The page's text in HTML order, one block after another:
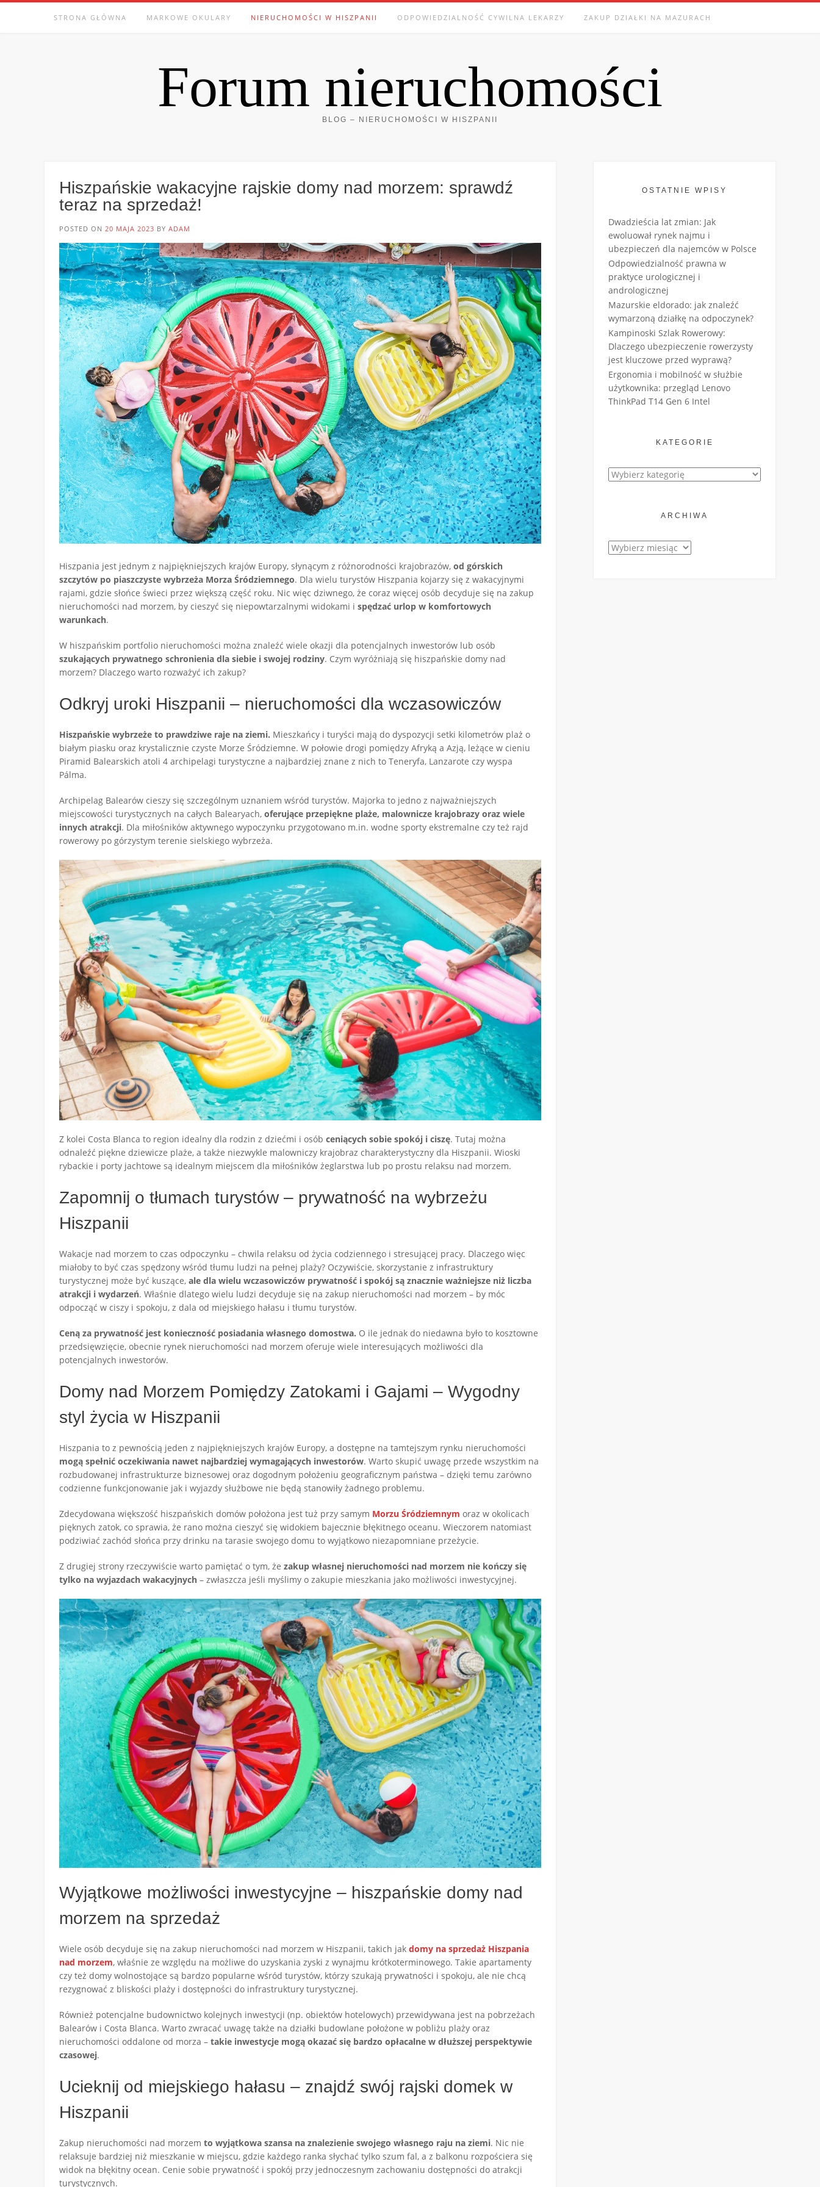
Skip
STRONA GŁÓWNA MARKOWE OKULARY NIERUCHOMOŚCI W HISZPANII ODPOWIEDZIALNOŚĆ CYWILNA LEKARZY ZAKUP DZIAŁKI NA MAZURACH
Forum nieruchomości
BLOG – NIERUCHOMOŚCI W HISZPANII
Hiszpańskie wakacyjne rajskie domy nad morzem: sprawdź
teraz na sprzedaż!
POSTED ON 20 MAJA 2023 BY ADAM
Hiszpania jest jednym z najpiękniejszych krajów Europy, słynącym z różnorodności krajobrazów, od górskich
szczytów po piaszczyste wybrzeża Morza Śródziemnego. Dla wielu turystów Hiszpania kojarzy się z wakacyjnymi
rajami, gdzie słońce świeci przez większą część roku. Nic więc dziwnego, że coraz więcej osób decyduje się na zakup
nieruchomości nad morzem, by cieszyć się niepowtarzalnymi widokami i spędzać urlop w komfortowych
warunkach.
W hiszpańskim portfolio nieruchomości można znaleźć wiele okazji dla potencjalnych inwestorów lub osób
szukających prywatnego schronienia dla siebie i swojej rodziny. Czym wyróżniają się hiszpańskie domy nad
morzem? Dlaczego warto rozważyć ich zakup?
Odkryj uroki Hiszpanii – nieruchomości dla wczasowiczów
Hiszpańskie wybrzeże to prawdziwe raje na ziemi. Mieszkańcy i turyści mają do dyspozycji setki kilometrów plaż o
białym piasku oraz krystalicznie czyste Morze Śródziemne. W połowie drogi pomiędzy Afryką a Azją, leżące w cieniu
Piramid Balearskich atoli 4 archipelagi turystyczne a najbardziej znane z nich to Teneryfa, Lanzarote czy wyspa
Pálma.
Archipelag Balearów cieszy się szczególnym uznaniem wśród turystów. Majorka to jedno z najważniejszych
miejscowości turystycznych na całych Balearyach, oferujące przepiękne plaże, malownicze krajobrazy oraz wiele
innych atrakcji. Dla miłośników aktywnego wypoczynku przygotowano m.in. wodne sporty ekstremalne czy też rajd
rowerowy po górzystym terenie sielskiego wybrzeża.
Z kolei Costa Blanca to region idealny dla rodzin z dziećmi i osób ceniących sobie spokój i ciszę. Tutaj można
odnaleźć piękne dziewicze plaże, a także niezwykle malowniczy krajobraz charakterystyczny dla Hiszpanii. Wioski
rybackie i porty jachtowe są idealnym miejscem dla miłośników żeglarstwa lub po prostu relaksu nad morzem.
Zapomnij o tłumach turystów – prywatność na wybrzeżu
Hiszpanii
Wakacje nad morzem to czas odpoczynku – chwila relaksu od życia codziennego i stresującej pracy. Dlaczego więc
miałoby to być czas spędzony wśród tłumu ludzi na pełnej plaży? Oczywiście, skorzystanie z infrastruktury
turystycznej może być kuszące, ale dla wielu wczasowiczów prywatność i spokój są znacznie ważniejsze niż liczba
atrakcji i wydarzeń. Właśnie dlatego wielu ludzi decyduje się na zakup nieruchomości nad morzem – by móc
odpocząć w ciszy i spokoju, z dala od miejskiego hałasu i tłumu turystów.
Ceną za prywatność jest konieczność posiadania własnego domostwa. O ile jednak do niedawna było to kosztowne
przedsięwzięcie, obecnie rynek nieruchomości nad morzem oferuje wiele interesujących możliwości dla
potencjalnych inwestorów.
Domy nad Morzem Pomiędzy Zatokami i Gajami – Wygodny
styl życia w Hiszpanii
Hiszpania to z pewnością jeden z najpiękniejszych krajów Europy, a dostępne na tamtejszym rynku nieruchomości
mogą spełnić oczekiwania nawet najbardziej wymagających inwestorów. Warto skupić uwagę przede wszystkim na
rozbudowanej infrastrukturze biznesowej oraz dogodnym położeniu geograficznym państwa – dzięki temu zarówno
codzienne funkcjonowanie jak i wyjazdy służbowe nie będą stanowiły żadnego problemu.
Zdecydowana większość hiszpańskich domów położona jest tuż przy samym Morzu Śródziemnym oraz w okolicach
pięknych zatok, co sprawia, że rano można cieszyć się widokiem bajecznie błękitnego oceanu. Wieczorem natomiast
podziwiać zachód słońca przy drinku na tarasie swojego domu to wyjątkowo niezapomniane przeżycie.
Z drugiej strony rzeczywiście warto pamiętać o tym, że zakup własnej nieruchomości nad morzem nie kończy się
tylko na wyjazdach wakacyjnych – zwłaszcza jeśli myślimy o zakupie mieszkania jako możliwości inwestycyjnej.
Wyjątkowe możliwości inwestycyjne – hiszpańskie domy nad
morzem na sprzedaż
Wiele osób decyduje się na zakup nieruchomości nad morzem w Hiszpanii, takich jak domy na sprzedaż Hiszpania
nad morzem, właśnie ze względu na możliwe do uzyskania zyski z wynajmu krótkoterminowego. Takie apartamenty
czy też domy wolnostojące są bardzo popularne wśród turystów, którzy szukają prywatności i spokoju, ale nie chcą
rezygnować z bliskości plaży i dostępności do infrastruktury turystycznej.
Również potencjalne budownictwo kolejnych inwestycji (np. obiektów hotelowych) przewidywana jest na pobrzeżach
Balearów i Costa Blanca. Warto zwracać uwagę także na działki budowlane położone w pobliżu plaży oraz
nieruchomości oddalone od morza – takie inwestycje mogą okazać się bardzo opłacalne w dłuższej perspektywie
czasowej.
Ucieknij od miejskiego hałasu – znajdź swój rajski domek w
Hiszpanii
Zakup nieruchomości nad morzem to wyjątkowa szansa na znalezienie swojego własnego raju na ziemi. Nic nie
relaksuje bardziej niż mieszkanie w miejscu, gdzie każdego ranka słychać tylko szum fal, a z balkonu rozpościera się
widok na błękitny ocean. Cenie sobie prywatność i spokój przy jednoczesnym zachowaniu dostępności do atrakcji
turystycznych.
OSTATNIE WPISY
Dwadzieścia lat zmian: Jak
ewoluował rynek najmu i
ubezpieczeń dla najemców w Polsce
Odpowiedzialność prawna w
praktyce urologicznej i
andrologicznej
Mazurskie eldorado: jak znaleźć
wymarzoną działkę na odpoczynek?
Kampinoski Szlak Rowerowy:
Dlaczego ubezpieczenie rowerzysty
jest kluczowe przed wyprawą?
Ergonomia i mobilność w służbie
użytkownika: przegląd Lenovo
ThinkPad T14 Gen 6 Intel
KATEGORIE
Kategorie
ARCHIWA
Archiwa